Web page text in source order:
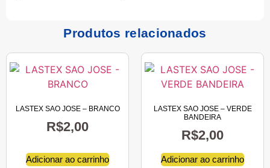
Produtos relacionados
LASTEX SAO JOSE – BRANCO
R$2,00
Adicionar ao carrinho
LASTEX SAO JOSE – VERDE
BANDEIRA
R$2,00
Adicionar ao carrinho